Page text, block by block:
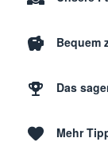
Bequem
Das
Mehr